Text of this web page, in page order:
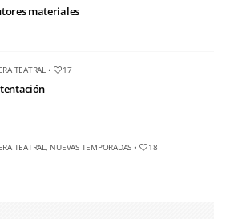
materiales
TEATRAL• 17
TEATRAL, NUEVAS TEMPORADAS • 18